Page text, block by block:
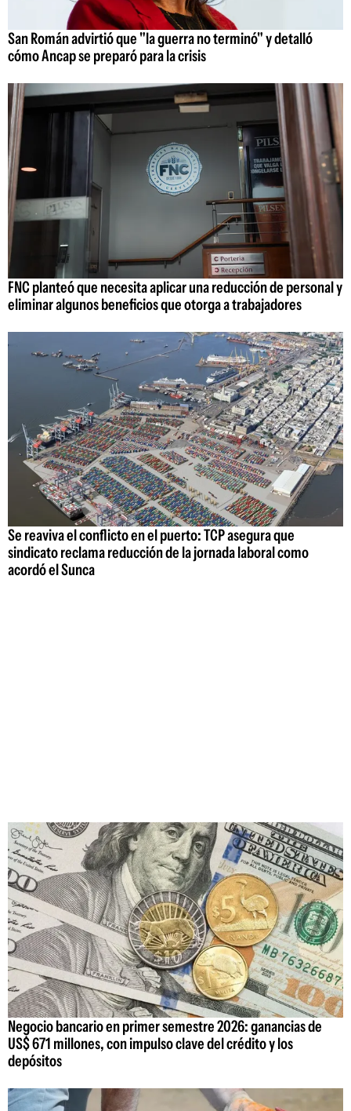
San Román advirtió que "la guerra no terminó" y detalló
cómo Ancap se preparó para la crisis
FNC planteó que necesita aplicar una reducción de personal y
eliminar algunos beneficios que otorga a trabajadores
Se reaviva el conflicto en el puerto: TCP asegura que
sindicato reclama reducción de la jornada laboral como
acordó el Sunca
Negocio bancario en primer semestre 2026: ganancias de
US$ 671 millones, con impulso clave del crédito y los
depósitos